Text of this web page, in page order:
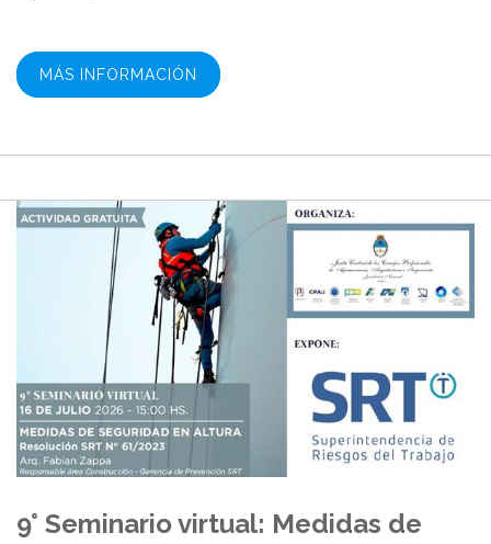
MÁS INFORMACIÓN
9° Seminario virtual: Medidas de